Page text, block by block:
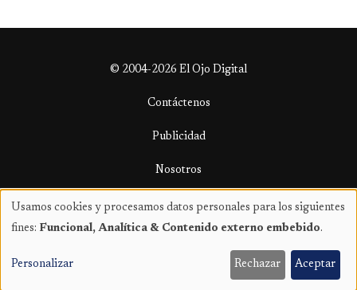
© 2004-2026 El Ojo Digital
Contáctenos
Publicidad
Nosotros
Términos y condiciones
Uso
datos
Usamos cookies y procesamos datos personales para los siguientes
fines: Funcional, Analítica & Contenido externo embebido.
Personalizar Rechazar Aceptar